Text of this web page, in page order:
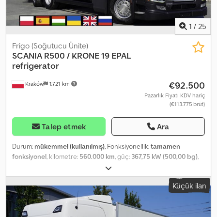
1 / 25
Kraków 1.721 km
Frigo (Soğutucu Ünite)
SCANIA R500 / KRONE 19 EPAL
refrigerator
€92.500
Pazarlık Fiyatı KDV hariç
(€113.775 brüt)
Talep etmek Ara
Durum: mükemmel (kullanılmış), Fonksiyonellik:tamamen
fonksiyonel, kilometre: 560.000 km, güç: 367,75 kW (500,00 bg),
12.600 kg
toplam ağırlık:26.000 kg, dingil konfigürasyonu:6x2, renk:beyaz,
şoför kabini:yataklı kabin, vites türü:otomatik, süspansiyon:hava,
yükleme alanı uzunluğu:7.700 mm, yükleme alanı genişliği:
mm, yükleme alanı yüksekliği:2.620 mm, Üretim yılı:
Küçük ilan